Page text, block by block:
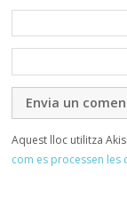
Aquest lloc utilitza
com es processen